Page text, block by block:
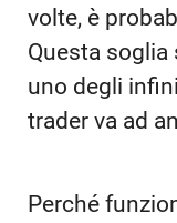
volte, è
Questa soglia
uno degli
trader va ad
Perché